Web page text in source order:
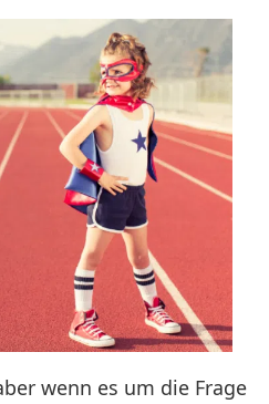
wenn es um die Frage